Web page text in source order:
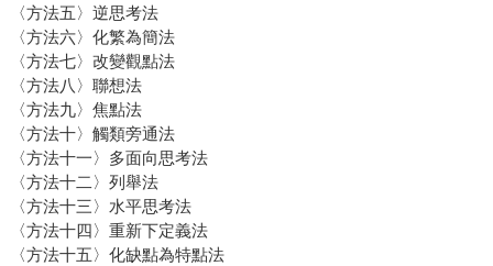
〈方法五〉逆思考法
〈方法六〉化繁為簡法
〈方法七〉改變觀點法
〈方法八〉聯想法
〈方法九〉焦點法
〈方法十〉觸類旁通法
〈方法十一〉多面向思考法
〈方法十二〉列舉法
〈方法十三〉水平思考法
〈方法十四〉重新下定義法
〈方法十五〉化缺點為特點法